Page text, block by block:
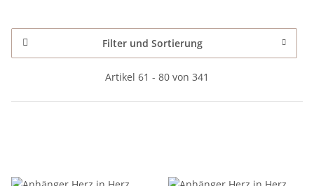
Filter und Sortierung
Artikel 61 - 80 von 341